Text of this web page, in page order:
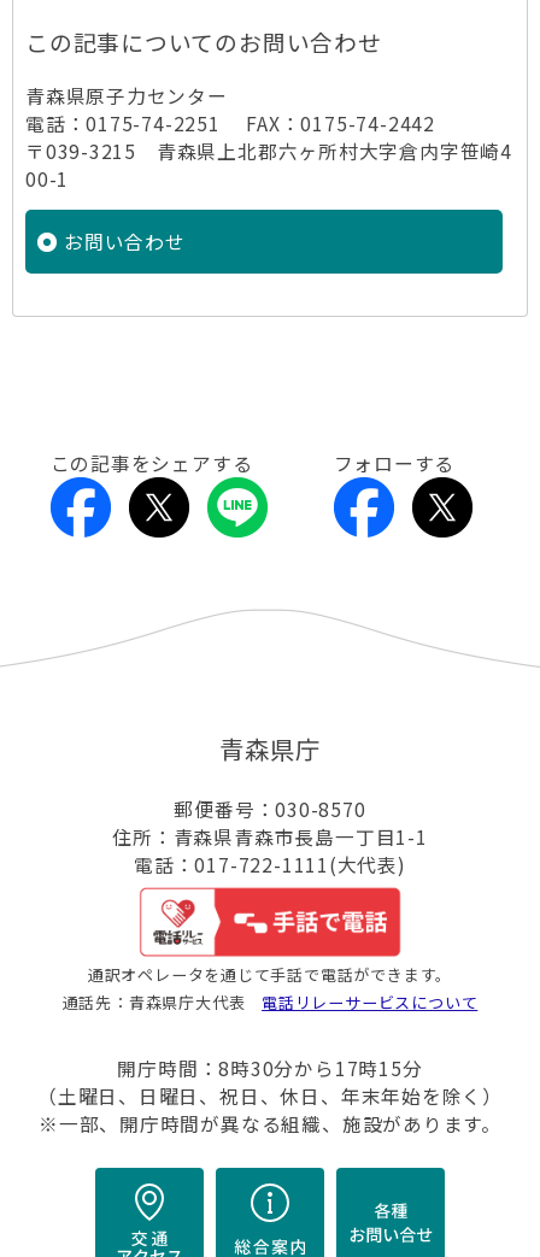
この記事についてのお問い合わせ
青森県原子力センター
電話：0175-74-2251 FAX：0175-74-2442
〒039-3215 青森県上北郡六ヶ所村大字倉内字笹崎4
00-1
お問い合わせ
この記事をシェアする フォローする
青森県庁
郵便番号：030-8570
住所：青森県青森市長島一丁目1-1
電話：017-722-1111(大代表)
通訳オペレータを通じて手話で電話ができます。
通話先：青森県庁大代表 電話リレーサービスについて
開庁時間：8時30分から17時15分
（土曜日、日曜日、祝日、休日、年末年始を除く）
※一部、開庁時間が異なる組織、施設があります。